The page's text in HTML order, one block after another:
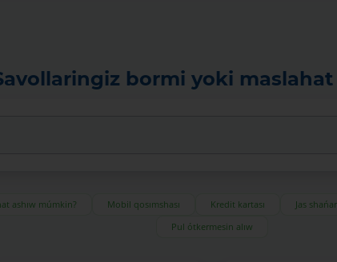
bormi yoki
ashıw múmkin? Mobil qosımshası Kredit kartası Jas
Pul ótkermesin alıw